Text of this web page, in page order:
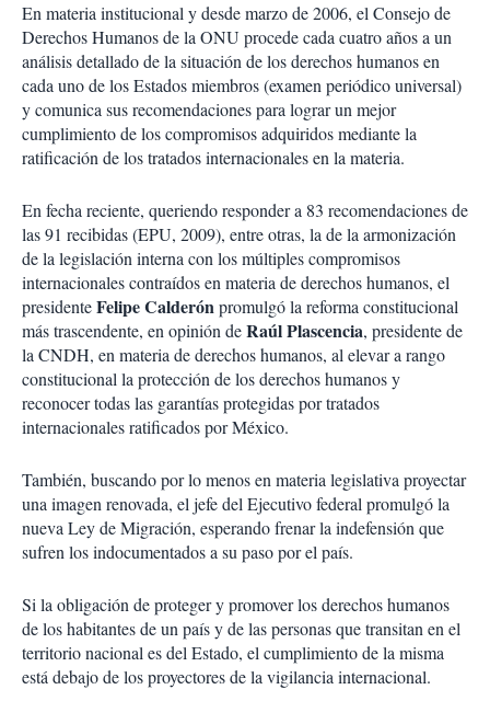
En materia institucional y desde marzo de 2006, el Consejo de
Derechos Humanos de la ONU procede cada cuatro años a un
análisis detallado de la situación de los derechos humanos en
cada uno de los Estados miembros (examen periódico universal)
y comunica sus recomendaciones para lograr un mejor
cumplimiento de los compromisos adquiridos mediante la
ratificación de los tratados internacionales en la materia.
En fecha reciente, queriendo responder a 83 recomendaciones de
las 91 recibidas (EPU, 2009), entre otras, la de la armonización
de la legislación interna con los múltiples compromisos
internacionales contraídos en materia de derechos humanos, el
presidenteFelipe Calderónpromulgó la reforma constitucional
más trascendente, en opinión deRaúl Plascencia, presidente de
la CNDH, en materia de derechos humanos, al elevar a rango
constitucional la protección de los derechos humanos y
reconocer todas las garantías protegidas por tratados
internacionales ratificados por México.
También, buscando por lo menos en materia legislativa proyectar
una imagen renovada, el jefe del Ejecutivo federal promulgó la
nueva Ley de Migración, esperando frenar la indefensión que
sufren los indocumentados a su paso por el país.
Si la obligación de proteger y promover los derechos humanos
de los habitantes de un país y de las personas que transitan en el
territorio nacional es del Estado, el cumplimiento de la misma
está debajo de los proyectores de la vigilancia internacional.